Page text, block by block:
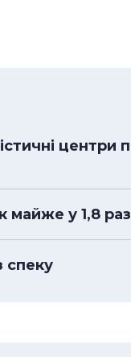
майже у 1,8
спеку